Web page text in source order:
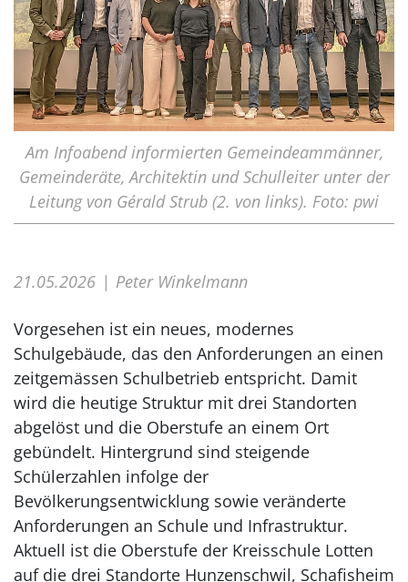
Am Infoabend informierten Gemeindeammänner,
Gemeinderäte, Architektin und Schulleiter unter der
Leitung von Gérald Strub (2. von links). Foto: pwi
21.05.2026 Peter Winkelmann
Vorgesehen ist ein neues, modernes
Schulgebäude, das den Anforderungen an einen
zeitgemässen Schulbetrieb entspricht. Damit
wird die heutige Struktur mit drei Standorten
abgelöst und die Oberstufe an einem Ort
gebündelt. Hintergrund sind steigende
Schülerzahlen infolge der
Bevölkerungsentwicklung sowie veränderte
Anforderungen an Schule und Infrastruktur.
Aktuell ist die Oberstufe der Kreisschule Lotten
auf die drei Standorte Hunzenschwil, Schafisheim